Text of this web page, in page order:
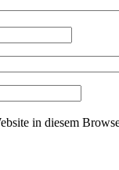
in diesem